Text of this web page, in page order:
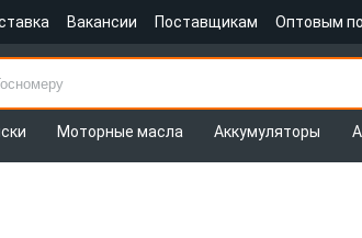
Вакансии Поставщикам Оптовым
Моторные масла Аккумуляторы